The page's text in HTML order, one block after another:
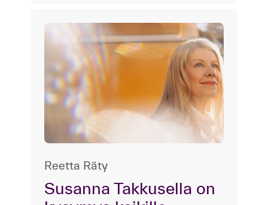
Reetta Räty
Susanna Takkusella on